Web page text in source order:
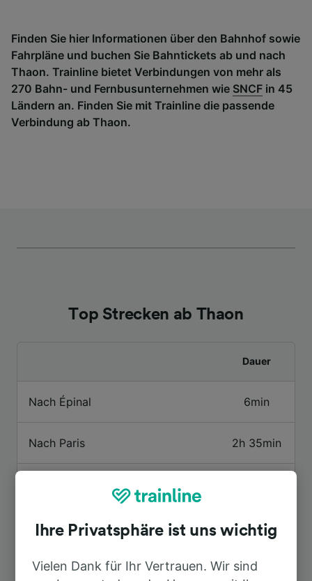
Finden Sie hier Informationen über den Bahnhof sowie
Fahrpläne und buchen Sie Bahntickets ab und nach
Thaon. Trainline bietet Verbindungen von mehr als
270 Bahn- und Fernbusunternehmen wie SNCF in 45
Ländern an. Finden Sie mit Trainline die passende
Verbindung ab Thaon.
Top Strecken ab Thaon
Dauer
Nach Épinal 6min
Nach Paris 2h 35min
Nach Avignon TGV 6h 37min
Nach Brüssel 4h 49min
Ihre Privatsphäre ist uns wichtig
Vielen Dank für Ihr Vertrauen. Wir sind